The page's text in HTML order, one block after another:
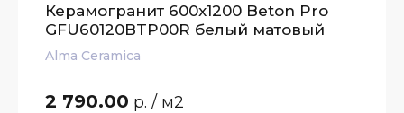
Керамогранит 600x1200 Beton Pro
GFU60120BTP00R белый матовый
Alma Ceramica
2 790.00 р. / м2